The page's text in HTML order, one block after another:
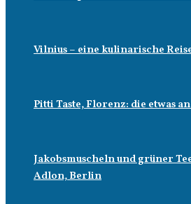
Vilnius – eine kulinarische
Pitti Taste, Florenz: die etwas
Jakobsmuscheln und grüner
Adlon, Berlin